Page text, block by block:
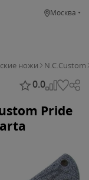
Москва
ножи N.C.Custom
0.0
Pride